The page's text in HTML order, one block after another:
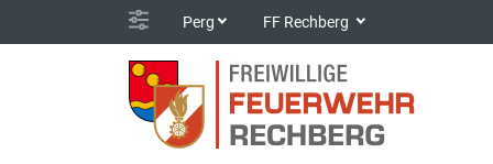
Perg FF Rechberg